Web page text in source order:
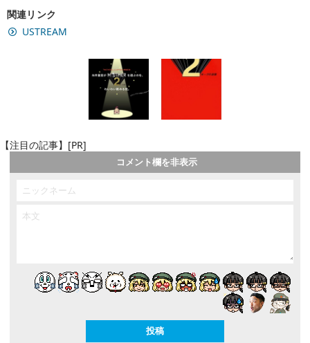
関連リンク
USTREAM
【注目の記事】[PR]
コメント欄を非表示